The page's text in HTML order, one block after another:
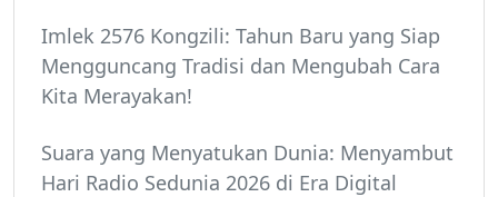
Imlek 2576 Kongzili: Tahun Baru yang Siap
Mengguncang Tradisi dan Mengubah Cara
Kita Merayakan!
Suara yang Menyatukan Dunia: Menyambut
Hari Radio Sedunia 2026 di Era Digital